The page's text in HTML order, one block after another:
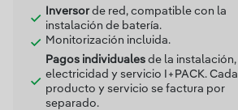
Inversorde red, compatible con la
instalación de batería.
Monitorización incluida.
Pagos individuales de la instalación,
electricidad y servicio I+PACK. Cada
producto y servicio se factura por
separado.